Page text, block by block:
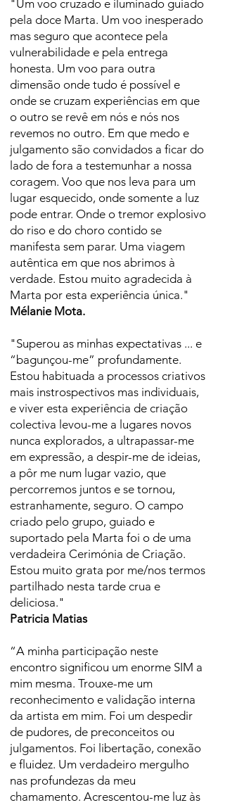
"Um voo cruzado e iluminado guiado
pela doce Marta. Um voo inesperado
mas seguro que acontece pela
vulnerabilidade e pela entrega
honesta. Um voo para outra
dimensão onde tudo é possível e
onde se cruzam experiências em que
o outro se revê em nós e nós nos
revemos no outro. Em que medo e
julgamento são convidados a ficar do
lado de fora a testemunhar a nossa
coragem. Voo que nos leva para um
lugar esquecido, onde somente a luz
pode entrar. Onde o tremor explosivo
do riso e do choro contido se
manifesta sem parar. Uma viagem
autêntica em que nos abrimos à
verdade. Estou muito agradecida à
Marta por esta experiência única."
Mélanie Mota.
"Superou as minhas expectativas ... e
“bagunçou-me” profundamente.
Estou habituada a processos criativos
mais instrospectivos mas individuais,
e viver esta experiência de criação
colectiva levou-me a lugares novos
nunca explorados, a ultrapassar-me
em expressão, a despir-me de ideias,
a pôr me num lugar vazio, que
percorremos juntos e se tornou,
estranhamente, seguro. O campo
criado pelo grupo, guiado e
suportado pela Marta foi o de uma
verdadeira Cerimónia de Criação.
Estou muito grata por me/nos termos
partilhado nesta tarde crua e
deliciosa."
Patricia Matias
“A minha participação neste
encontro significou um enorme SIM a
mim mesma. Trouxe-me um
reconhecimento e validação interna
da artista em mim. Foi um despedir
de pudores, de preconceitos ou
julgamentos. Foi libertação, conexão
e fluidez. Um verdadeiro mergulho
nas profundezas da meu
chamamento. Acrescentou-me luz às